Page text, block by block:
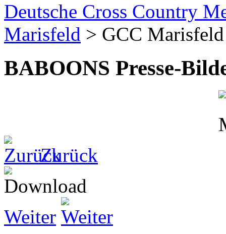
Deutsche Cross Country
Marisfeld > GCC Marisfeld
BABOONS Presse-
Zurück
Weiter